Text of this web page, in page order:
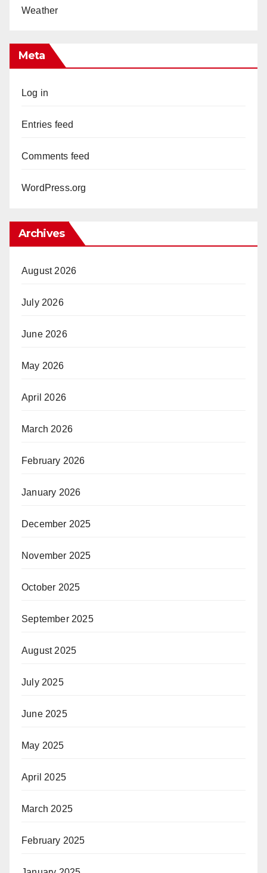
Weather
Meta
Log in
Entries feed
Comments feed
WordPress.org
Archives
August 2026
July 2026
June 2026
May 2026
April 2026
March 2026
February 2026
January 2026
December 2025
November 2025
October 2025
September 2025
August 2025
July 2025
June 2025
May 2025
April 2025
March 2025
February 2025